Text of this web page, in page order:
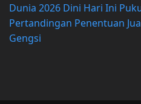
Dunia 2026 Dini Hari Ini
Pertandingan Penentuan
Gengsi